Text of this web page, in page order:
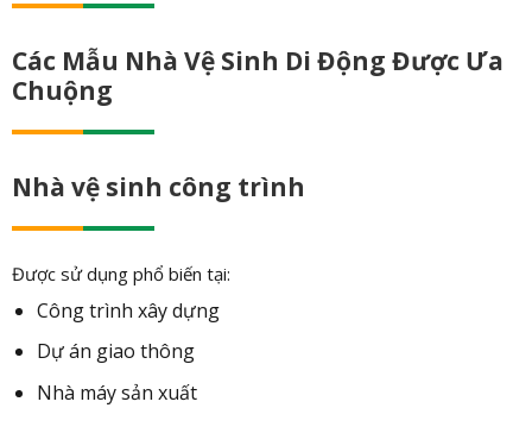
Các Mẫu Nhà Vệ Sinh Di Động Được Ưa
Chuộng
Nhà vệ sinh công trình
Được sử dụng phổ biến tại:
Công trình xây dựng
Dự án giao thông
Nhà máy sản xuất